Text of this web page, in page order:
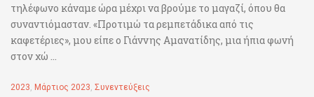
τηλέφωνο κάναμε ώρα μέχρι να βρούμε το μαγαζί, όπου θα
συναντιόμασταν. «Προτιμώ τα ρεμπετάδικα από τις
καφετέριες», μου είπε ο Γιάννης Αμανατίδης, μια ήπια φωνή
στον χώ ...
2023, Μάρτιος 2023, Συνεντεύξεις